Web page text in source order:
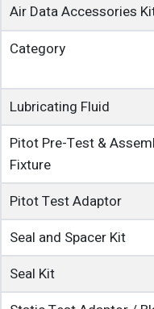
Air Data Accessories
Category
Lubricating Fluid
Pitot Pre-Test &
Fixture
Pitot Test Adaptor
Seal and Spacer Kit
Seal Kit